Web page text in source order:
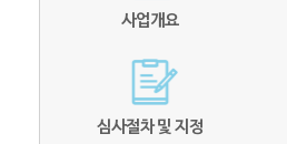
사업개요
심사절차 및 지정